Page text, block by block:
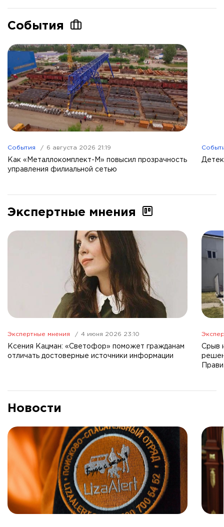
События
События 6 августа 2026 21:19
Как «Металлокомплект-М» повысил прозрачность
управления филиальной сетью
Экспертные мнения
Экспертные мнения 4 июня 2026 23:10
Ксения Кацман: «Светофор» поможет гражданам
отличать достоверные источники информации
Срыв
Новости